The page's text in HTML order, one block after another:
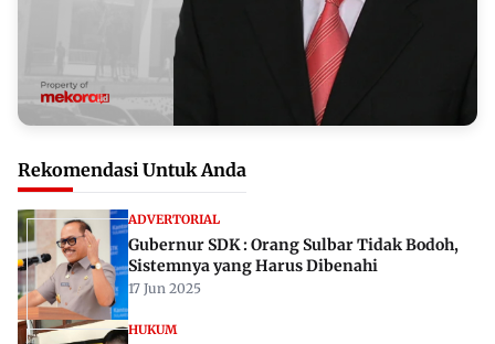
Rekomendasi Untuk Anda
ADVERTORIAL
Gubernur SDK : Orang Sulbar Tidak Bodoh,
Sistemnya yang Harus Dibenahi
17 Jun 2025
HUKUM